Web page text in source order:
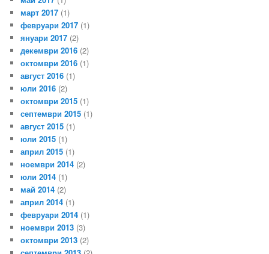
март 2017 (1)
февруари 2017 (1)
януари 2017 (2)
декември 2016 (2)
октомври 2016 (1)
август 2016 (1)
юли 2016 (2)
октомври 2015 (1)
септември 2015 (1)
август 2015 (1)
юли 2015 (1)
април 2015 (1)
ноември 2014 (2)
юли 2014 (1)
май 2014 (2)
април 2014 (1)
февруари 2014 (1)
ноември 2013 (3)
октомври 2013 (2)